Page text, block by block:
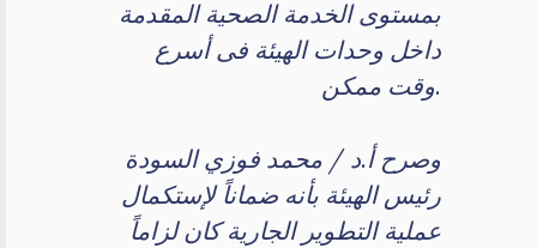
بمستوى الخدمة الصحية المقدمة
داخل وحدات الهيئة فى أسرع
وقت ممكن.
وصرح أ.د / محمد فوزي السودة
رئيس الهيئة بأنه ضماناً لإستكمال
عملية التطوير الجارية كان لزاماً